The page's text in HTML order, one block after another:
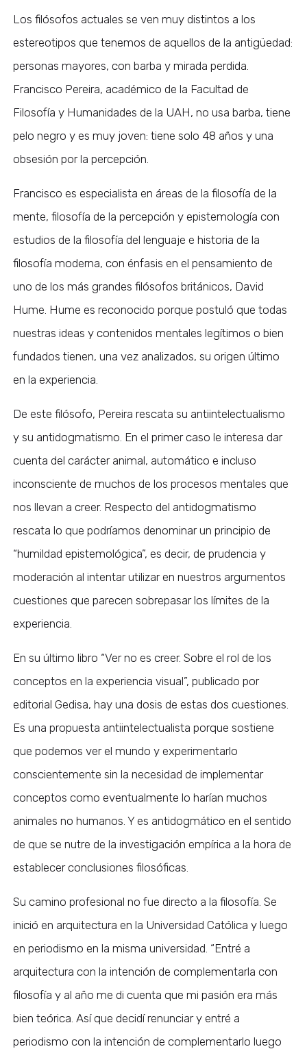
Los filósofos actuales se ven muy distintos a los
estereotipos que tenemos de aquellos de la antigüedad:
personas mayores, con barba y mirada perdida.
Francisco Pereira, académico de la Facultad de
Filosofía y Humanidades de la UAH, no usa barba, tiene
pelo negro y es muy joven: tiene solo 48 años y una
obsesión por la percepción.
Francisco es especialista en áreas de la filosofía de la
mente, filosofía de la percepción y epistemología con
estudios de la filosofía del lenguaje e historia de la
filosofía moderna, con énfasis en el pensamiento de
uno de los más grandes filósofos británicos, David
Hume. Hume es reconocido porque postuló que todas
nuestras ideas y contenidos mentales legítimos o bien
fundados tienen, una vez analizados, su origen último
en la experiencia.
De este filósofo, Pereira rescata su antiintelectualismo
y su antidogmatismo. En el primer caso le interesa dar
cuenta del carácter animal, automático e incluso
inconsciente de muchos de los procesos mentales que
nos llevan a creer. Respecto del antidogmatismo
rescata lo que podríamos denominar un principio de
“humildad epistemológica”, es decir, de prudencia y
moderación al intentar utilizar en nuestros argumentos
cuestiones que parecen sobrepasar los límites de la
experiencia.
En su último libro “Ver no es creer. Sobre el rol de los
conceptos en la experiencia visual”, publicado por
editorial Gedisa, hay una dosis de estas dos cuestiones.
Es una propuesta antiintelectualista porque sostiene
que podemos ver el mundo y experimentarlo
conscientemente sin la necesidad de implementar
conceptos como eventualmente lo harían muchos
animales no humanos. Y es antidogmático en el sentido
de que se nutre de la investigación empírica a la hora de
establecer conclusiones filosóficas.
Su camino profesional no fue directo a la filosofía. Se
inició en arquitectura en la Universidad Católica y luego
en periodismo en la misma universidad. “Entré a
arquitectura con la intención de complementarla con
filosofía y al año me di cuenta que mi pasión era más
bien teórica. Así que decidí renunciar y entré a
periodismo con la intención de complementarlo luego